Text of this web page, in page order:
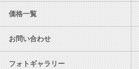
価格一覧
お問い合わせ
フォトギャラリー